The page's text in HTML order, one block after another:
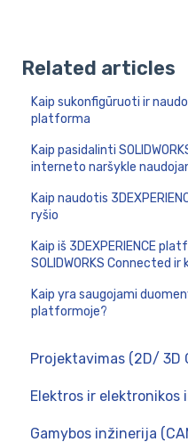
Related articles
Kaip sukonfigūruoti ir
platforma
Kaip pasidalinti
interneto naršykle
Kaip naudotis
ryšio
Kaip iš 3DEXPERIENCE
SOLIDWORKS Connected
Kaip yra saugojami
platformoje?
Projektavimas (2D/ 3D
SOLIDWORKS 3DCAD
SOLIDWORKS
Elektros ir elektronikos
CircuitWorks (PCB
Gamybos inžinerija